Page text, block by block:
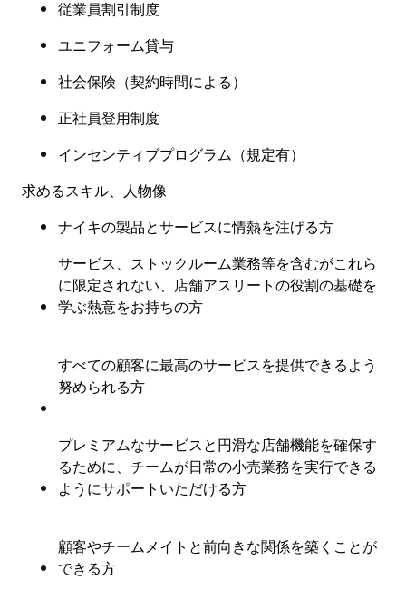
従業員割引制度
ユニフォーム貸与
社会保険 （契約時間による）
正社員登用制度
インセンティブプログラム（規定有）
求めるスキル、人物像
ナイキの製品とサービスに情熱を注げる方
サービス、ストックルーム業務等を含むがこれら
に限定されない、店舗アスリートの役割の基礎を
学ぶ熱意をお持ちの方
すべての顧客に最高のサービスを提供できるよう
努められる方
プレミアムなサービスと円滑な店舗機能を確保す
るために、チームが日常の小売業務を実行できる
ようにサポートいただける方
顧客やチームメイトと前向きな関係を築くことが
できる方